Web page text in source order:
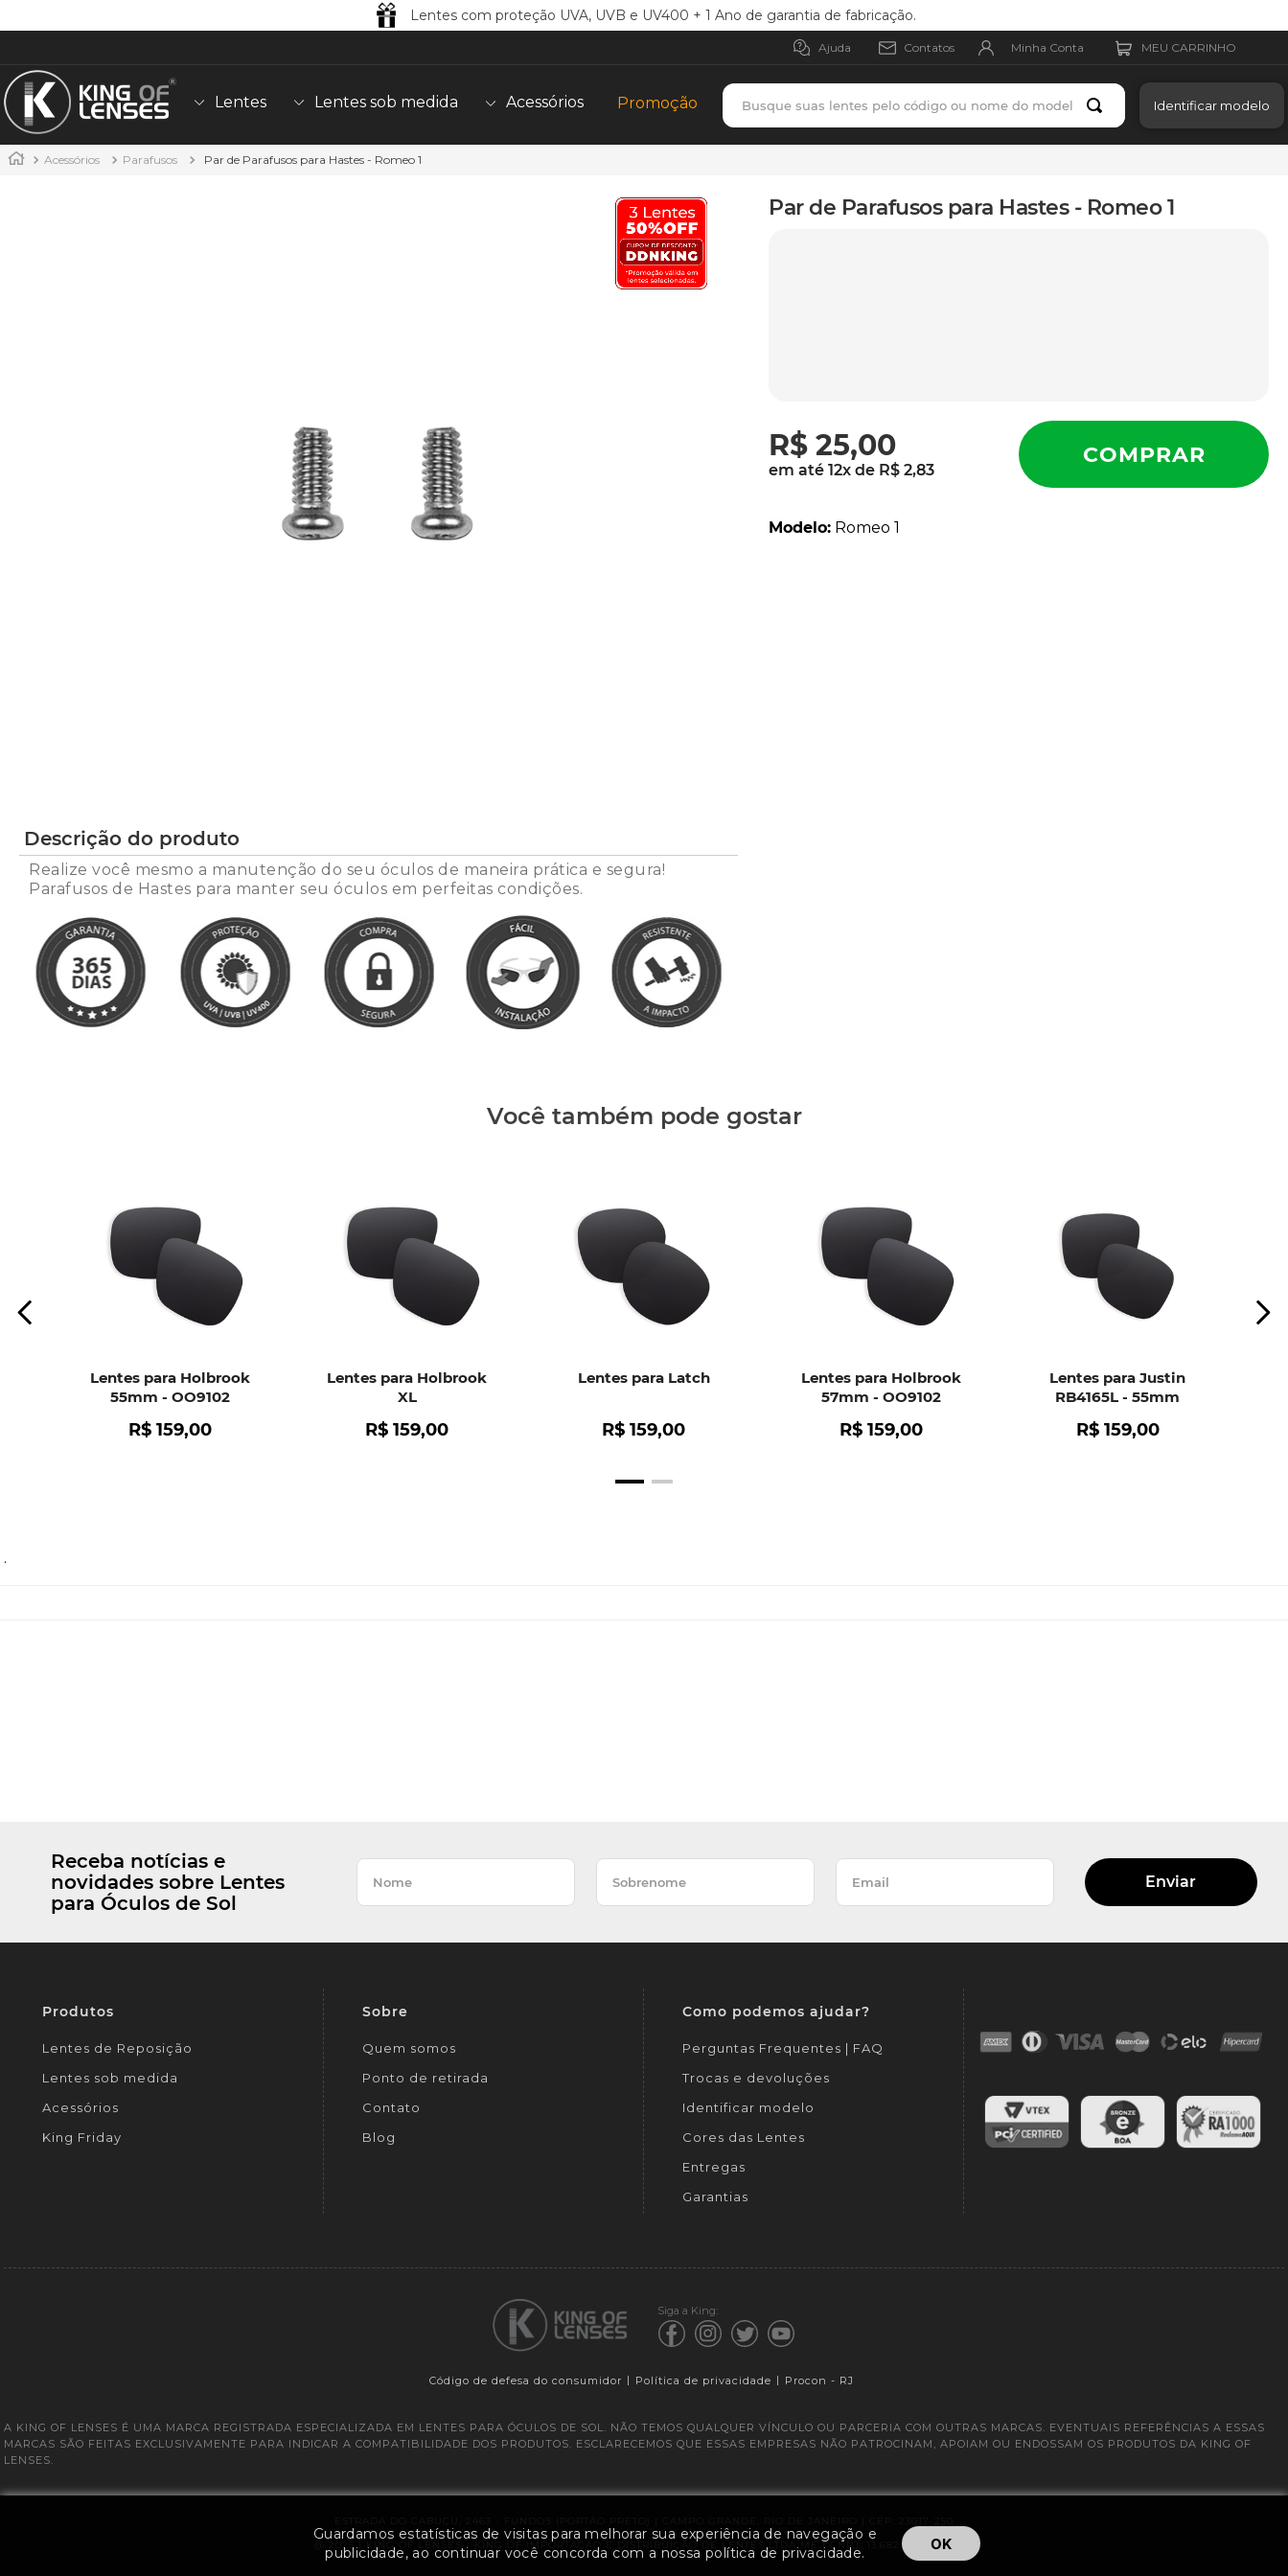
Guardamos estatísticas de visitas para melhorar sua experiência de navegação e
publicidade, ao continuar você concorda com a nossa política de privacidade.
OK
Lentes com proteção UVA, UVB e UV400 + 1 Ano de garantia de fabricação.
Ajuda Contatos Minha Conta
Lentes Lentes sob medida Acessórios Promoção
Busque suas lentes pelo código ou nome do modelo
Identificar modelo
Acessórios Parafusos Par de Parafusos para Hastes - Romeo 1
Descrição do produto
Realize você mesmo a manutenção do seu óculos de maneira prática e segura!
Parafusos de Hastes para manter seu óculos em perfeitas condições.
Par de Parafusos para Hastes - Romeo 1
R$ 25,00
em até12x de R$ 2,83
Modelo: Romeo 1
Você também pode gostar
Lentes para Holbrook
55mm - OO9102
R$ 159,00
Lentes para Holbrook
XL
R$ 159,00
Lentes para Latch
R$ 159,00
Lentes para Holbrook
57mm - OO9102
R$ 159,00
Lentes para Justin
RB4165L - 55mm
R$ 159,00
.
Receba notícias e
novidades sobre Lentes
para Óculos de Sol
Enviar
Produtos
Lentes de Reposição
Lentes sob medida
Acessórios
King Friday
Sobre
Quem somos
Ponto de retirada
Contato
Blog
Como podemos ajudar?
Perguntas Frequentes | FAQ
Trocas e devoluções
Identificar modelo
Cores das Lentes
Entregas
Garantias
Siga a King:
Código de defesa do consumidor Política de privacidade Procon - RJ
A KING OF LENSES É UMA MARCA REGISTRADA ESPECIALIZADA EM LENTES PARA ÓCULOS DE SOL. NÃO TEMOS QUALQUER VÍNCULO OU PARCERIA COM OUTRAS MARCAS. EVENTUAIS REFERÊNCIAS A ESSAS
MARCAS SÃO FEITAS EXCLUSIVAMENTE PARA INDICAR A COMPATIBILIDADE DOS PRODUTOS. ESCLARECEMOS QUE ESSAS EMPRESAS NÃO PATROCINAM, APOIAM OU ENDOSSAM OS PRODUTOS DA KING OF
LENSES.
@ 2025 | KING OF LENSES - KING OF IMPORTAÇÃO E DISTRIBUIÇÃO DE LENTES LTDA ME | CNPJ: 13.682.533 / 0001-42